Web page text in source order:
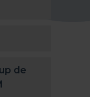
de